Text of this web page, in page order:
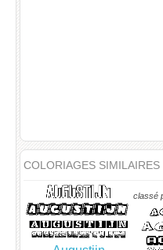
COLORIAGES SIMILAIRES
classé